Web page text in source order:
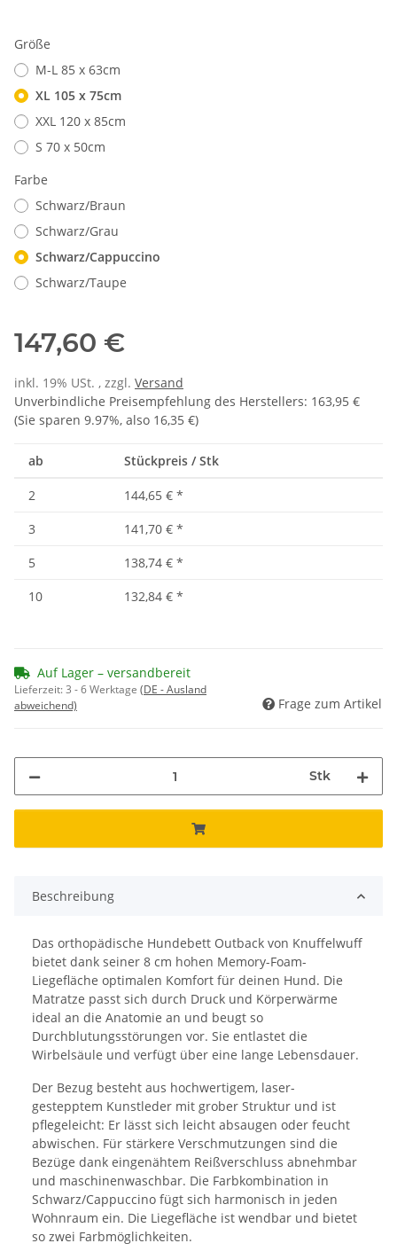
Größe
M-L 85 x 63cm
XL 105 x 75cm
XXL 120 x 85cm
S 70 x 50cm
Farbe
Schwarz/Braun
Schwarz/Grau
Schwarz/Cappuccino
Schwarz/Taupe
147,60 €
inkl. 19% USt. , zzgl. Versand
Unverbindliche Preisempfehlung des Herstellers: 163,95 €
(Sie sparen 9.97%, also 16,35 €)
ab Stückpreis / Stk
2 144,65 € *
3
141,70 € *
5
138,74 € *
10
132,84 € *
Auf Lager – versandbereit
Lieferzeit:3 - 6 Werktage (DE - Ausland
abweichend)
Frage zum Artikel
Stk
Beschreibung
Das orthopädische Hundebett Outback von Knuffelwuff
bietet dank seiner 8 cm hohen Memory-Foam-
Liegefläche optimalen Komfort für deinen Hund. Die
Matratze passt sich durch Druck und Körperwärme
ideal an die Anatomie an und beugt so
Durchblutungsstörungen vor. Sie entlastet die
Wirbelsäule und verfügt über eine lange Lebensdauer.
Der Bezug besteht aus hochwertigem, laser-
gestepptem Kunstleder mit grober Struktur und ist
pflegeleicht: Er lässt sich leicht absaugen oder feucht
abwischen. Für stärkere Verschmutzungen sind die
Bezüge dank eingenähtem Reißverschluss abnehmbar
und maschinenwaschbar. Die Farbkombination in
Schwarz/Cappuccino fügt sich harmonisch in jeden
Wohnraum ein. Die Liegefläche ist wendbar und bietet
so zwei Farbmöglichkeiten.